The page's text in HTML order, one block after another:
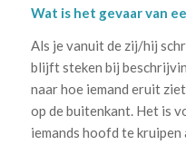
Wat is het gevaar van
Als je vanuit de zij/hij
blijft steken bij
naar hoe iemand eruit
op de buitenkant. Het is
iemands hoofd te kruipen